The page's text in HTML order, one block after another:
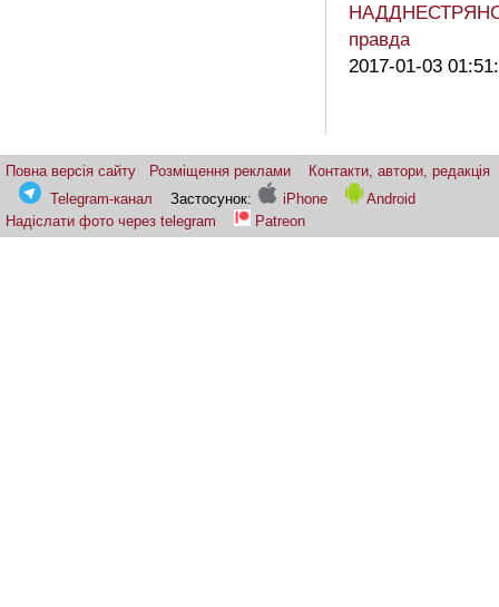
правда
2017-01-03
Повна версія сайту Розміщення реклами
Контакти, автори, редакція
Telegram-канал
Застосунок: iPhone
Android
Надіслати фото через telegram
Patreon